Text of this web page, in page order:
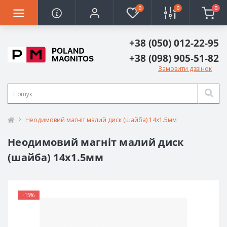
0 0 0
+38 (050) 012-22-95
+38 (098) 905-51-82
Замовити дзвінок
Неодимовий магніт малий диск (шайба) 14х1.5мм
Неодимовий магніт малий диск
(шайба) 14х1.5мм
-15%